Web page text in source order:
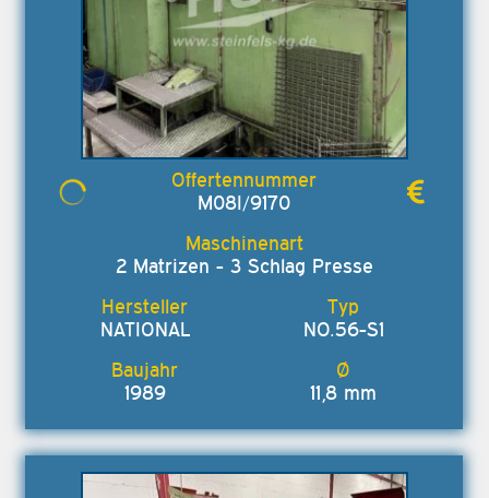
M08I/9170
2 Matrizen - 3 Schlag Presse
NATIONAL NO.56-S1
1989 11,8 mm